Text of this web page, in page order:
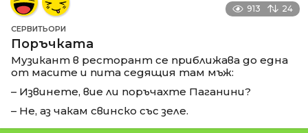
913 24
СЕРВИТЬОРИ
Поръчката
Музикант в ресторант се приближава до една
от масите и пита седящия там мъж:
– Извинете, вие ли поръчахте Паганини?
– Не, аз чакам свинско със зеле.